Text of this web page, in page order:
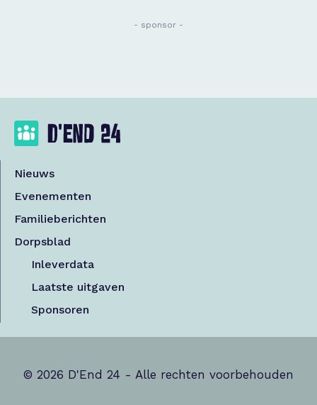
- sponsor -
Nieuws
Evenementen
Familieberichten
Dorpsblad
Inleverdata
Laatste uitgaven
Sponsoren
© 2026 D'End 24 - Alle rechten voorbehouden